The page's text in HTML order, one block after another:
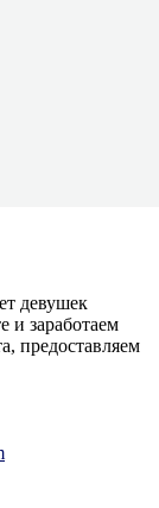
девушек
и заработаем
предоставляем